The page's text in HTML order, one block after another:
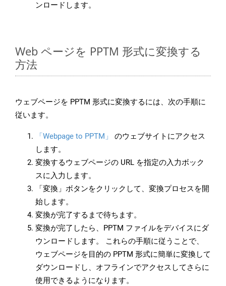
ンロードします。
Web ページを PPTM 形式に変換する
方法
ウェブページを PPTM 形式に変換するには、次の手順に
従います。
「Webpage to PPTM」
のウェブサイトにアクセス
します。
変換するウェブページの URL を指定の入力ボック
スに入力します。
「変換」ボタンをクリックして、変換プロセスを開
始します。
変換が完了するまで待ちます。
変換が完了したら、PPTM ファイルをデバイスにダ
ウンロードします。 これらの手順に従うことで、
ウェブページを目的の PPTM 形式に簡単に変換して
ダウンロードし、オフラインでアクセスしてさらに
使用できるようになります。